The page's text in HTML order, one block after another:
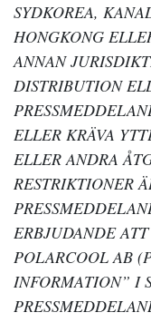
SYDKOREA,
HONGKONG
ANNAN
DISTRIBUTION
ELLER KRÄVA
ELLER ANDRA
RESTRIKTIONER
ERBJUDANDE
POLARCOOL AB
INFORMATION” I